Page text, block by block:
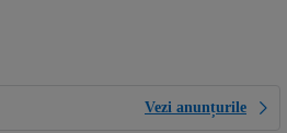
Vezi anunțurile